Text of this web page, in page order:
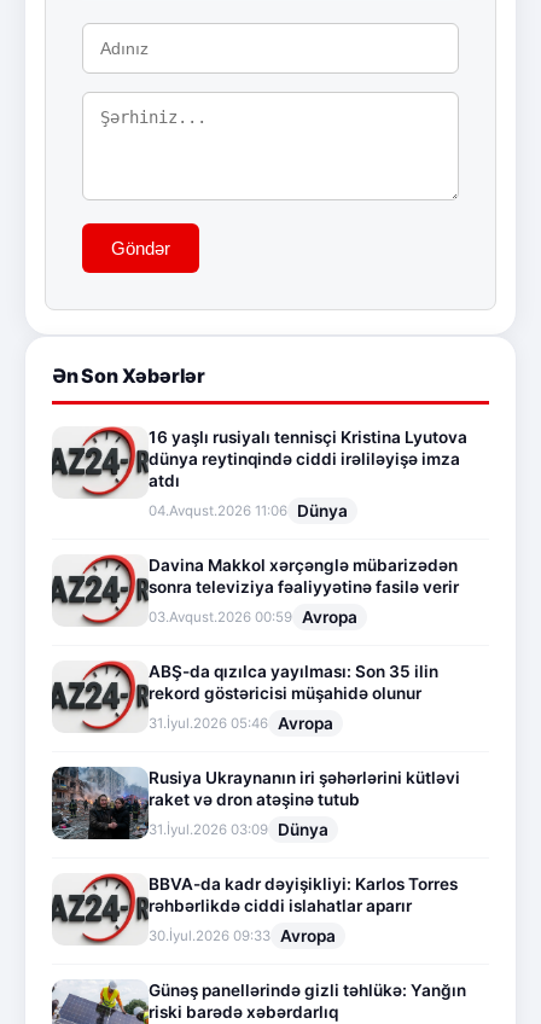
Göndər
Ən Son Xəbərlər
16 yaşlı rusiyalı tennisçi Kristina Lyutova
dünya reytinqində ciddi irəliləyişə imza
atdı
04.Avqust.2026 11:06 Dünya
Davina Makkol xərçənglə mübarizədən
sonra televiziya fəaliyyətinə fasilə verir
03.Avqust.2026 00:59 Avropa
ABŞ-da qızılca yayılması: Son 35 ilin
rekord göstəricisi müşahidə olunur
31.İyul.2026 05:46 Avropa
Rusiya Ukraynanın iri şəhərlərini kütləvi
raket və dron atəşinə tutub
31.İyul.2026 03:09 Dünya
BBVA-da kadr dəyişikliyi: Karlos Torres
rəhbərlikdə ciddi islahatlar aparır
30.İyul.2026 09:33 Avropa
Günəş panellərində gizli təhlükə: Yanğın
riski barədə xəbərdarlıq